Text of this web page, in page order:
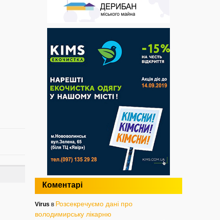
Коментарі
Virus в Розсекречуємо дані про
володимирську лікарню